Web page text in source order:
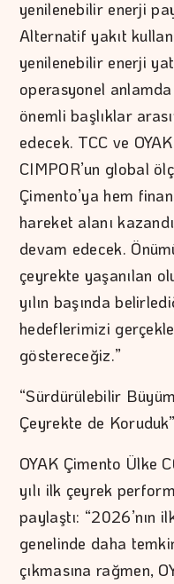
yenilenebilir enerji
Alternatif yakıt
yenilenebilir enerji
operasyonel
önemli başlıklar
edecek. TCC ve
CIMPOR’un global
Çimento’ya hem
hareket alanı
devam edecek.
çeyrekte yaşanılan
yılın başında
hedeflerimizi
göstereceğiz.”
“Sürdürülebilir
Çeyrekte de Koruduk”
OYAK Çimento Ülke
yılı ilk çeyrek
paylaştı: “2026’nın
genelinde daha
çıkmasına rağmen,